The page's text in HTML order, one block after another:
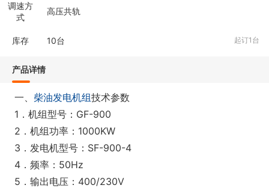
调速方
式
高压共轨
库存 10台 起订1台
产品详情
一、 柴油发电机组技术参数
1．机组型号：GF-900
2．机组功率：1000KW
3．发电机型号：SF-900-4
4．频率：50Hz
5．输出电压：400/230V